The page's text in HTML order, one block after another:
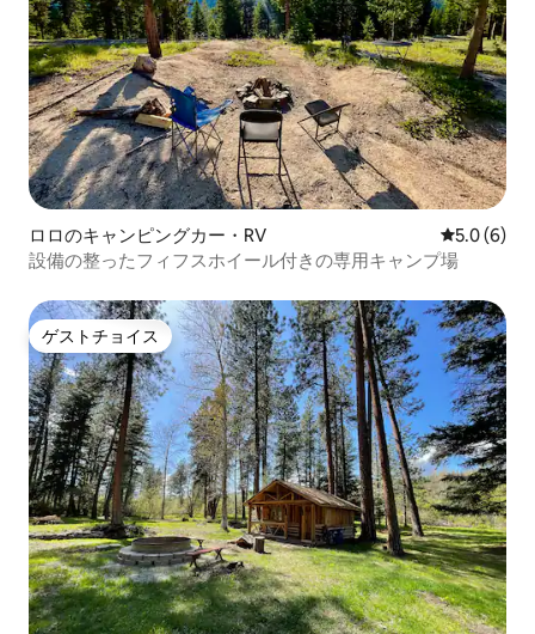
ロロのキャンピングカー・RV レビュー6
5.0 (6)
設備の整ったフィフスホイール付きの専用キャンプ場
ゲストチョイス
ゲストチョイス